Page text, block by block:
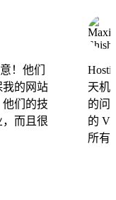
！他们
我的网站
们的技
而且很
天机
的问
的
所有